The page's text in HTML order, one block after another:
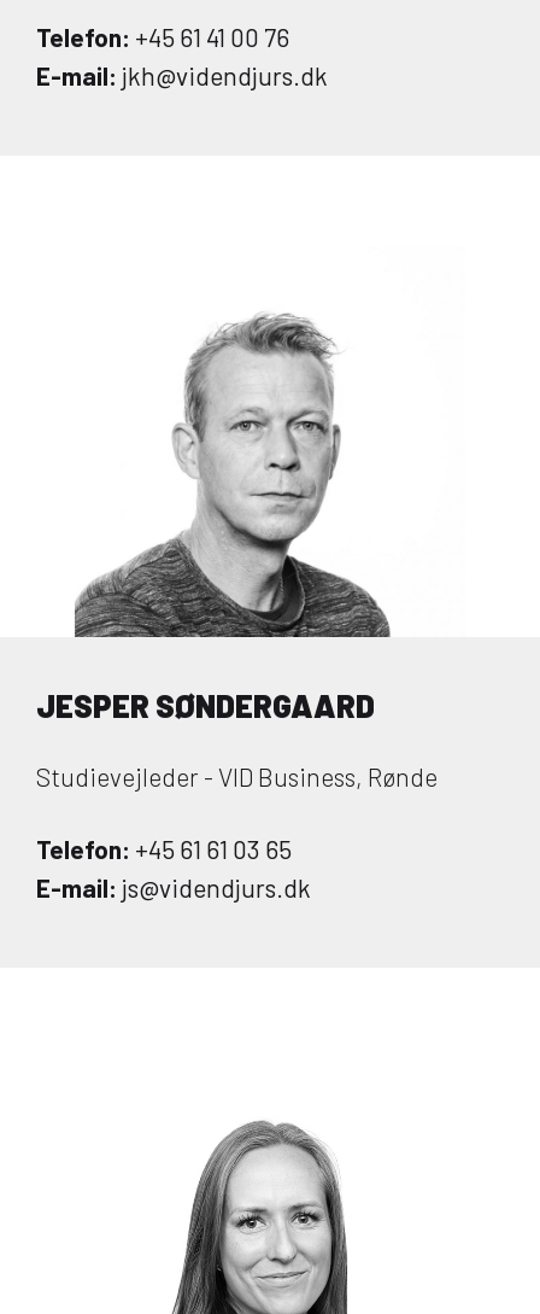
Telefon: +45 61 41 00 76
E-mail: jkh@videndjurs.dk
JESPER SØNDERGAARD
Studievejleder - VID Business, Rønde
Telefon: +45 61 61 03 65
E-mail: js@videndjurs.dk